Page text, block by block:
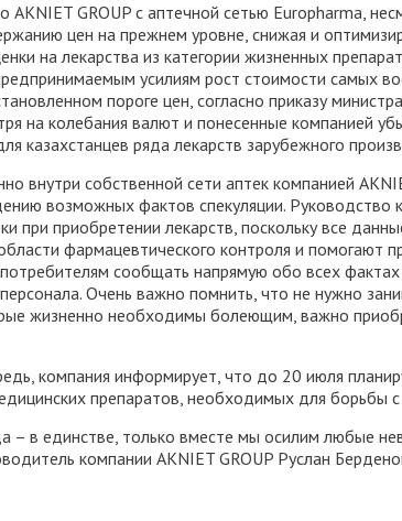
AKNIET GROUP с аптечной сетью Europharma,
цен на прежнем уровне, снижая и
на лекарства из категории жизненных
усилиям рост стоимости самых
пороге цен, согласно приказу
на колебания валют и понесенные компанией
казахстанцев ряда лекарств зарубежного
внутри собственной сети аптек компанией
возможных фактов спекуляции. Руководство
при приобретении лекарств, поскольку все
фармацевтического контроля и помогают
сообщать напрямую обо всех
Очень важно помнить, что не нужно
жизненно необходимы болеющим, важно
компания информирует, что до 20 июля
препаратов, необходимых для борьбы
– в единстве, только вместе мы осилим любые
компании AKNIET GROUP Руслан